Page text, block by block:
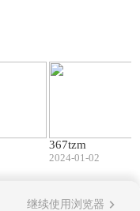
367tzm
2024-01-02
继续使用浏览器